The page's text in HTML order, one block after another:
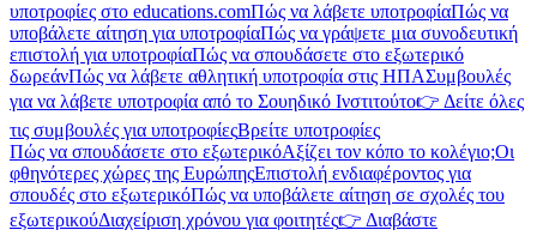
υποτροφίες στο educations.comΠώς να λάβετε υποτροφίαΠώς να
υποβάλετε αίτηση για υποτροφίαΠώς να γράψετε μια συνοδευτική
επιστολή για υποτροφίαΠώς να σπουδάσετε στο εξωτερικό
δωρεάνΠώς να λάβετε αθλητική υποτροφία στις ΗΠΑΣυμβουλές
για να λάβετε υποτροφία από το Σουηδικό Ινστιτούτο👉 Δείτε όλες
τις συμβουλές για υποτροφίεςΒρείτε υποτροφίες
Πώς να σπουδάσετε στο εξωτερικόΑξίζει τον κόπο το κολέγιο;Οι
φθηνότερες χώρες της ΕυρώπηςΕπιστολή ενδιαφέροντος για
σπουδές στο εξωτερικόΠώς να υποβάλετε αίτηση σε σχολές του
εξωτερικούΔιαχείριση χρόνου για φοιτητές👉 Διαβάστε